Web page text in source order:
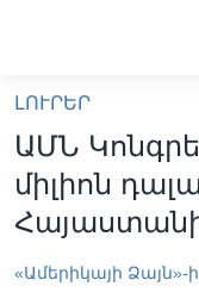
հիմնական
բովանդակությանը
անցնել
հիմնական
բովանդակությանը
բովանդակություն
ԼՈՒՐԵՐ
ՍՓՅՈՒՌՔ
ԼՈՒՐԵՐ
ԱՄՆ
միլիոն
«Ամերիկայի Ձայն»-